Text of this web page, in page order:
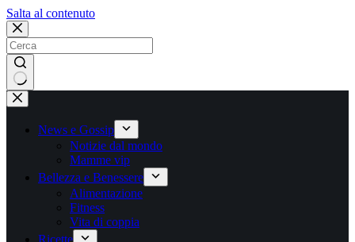
Salta al contenutoSalta
contenuto
Nessun
risultato
News e Gossip
Notizie dal mondo
Mamme vip
Bellezza e Benessere
Alimentazione
Fitness
Vita di coppia
Ricette